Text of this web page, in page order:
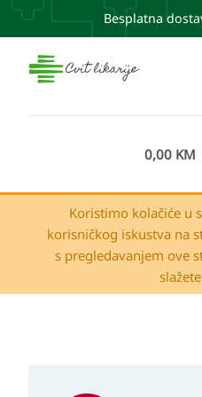
Besplatna
0,00 KM
Koristimo kolačiće u
korisničkog iskustva na
s pregledavanjem ove